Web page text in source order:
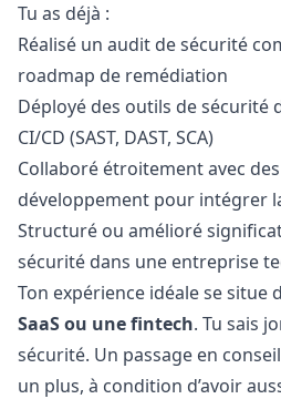
Tu as déjà :
Réalisé un audit de sécurité
roadmap de remédiation
Déployé des outils de sécurité
CI/CD (SAST, DAST, SCA)
Collaboré étroitement avec
développement pour intégrer
Structuré ou amélioré
sécurité dans une entreprise
Ton expérience idéale se situe
SaaS ou une fintech. Tu sais
sécurité. Un passage en
un plus, à condition d’avoir